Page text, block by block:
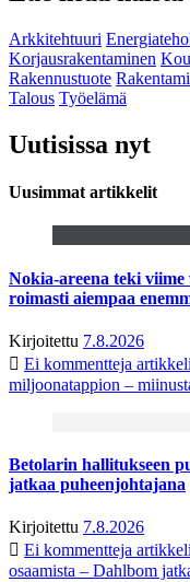
Arkkitehtuuri
Korjausrakentaminen
Rakennustuote
Talous Työelämä
Uutisissa nyt
Uusimmat artikkelit
Nokia-areena teki
roimasti aiempaa
Kirjoitettu 7.8.2026
Ei kommentteja
miljoonatappion –
Betolarin hallitukseen
jatkaa puheenjohtajana
Kirjoitettu 7.8.2026
Ei kommentteja
osaamista – Dahlbom